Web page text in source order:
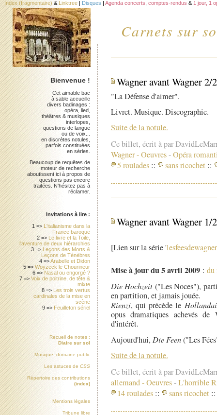
Carnets sur
Index (fragmentaire) & Linktree | Disques | Agenda concerts comptes-rendus & 1 jour, 1
Wagner avant Wagner
"La Défense d'aimer".
Livret. Musique. Discographie.
Suite de la notule.
Ce billet, écrit à par
Wagner-Oeuvres-Opéra
5 roulades :: sans ricochet ::
Wagner avant Wagner 1/
[Lien sur la série 'lesfeesdewagner
Mise à jour du 5 avril 2009: du
Die Hochzeit ("Les Noces"),
en partition, et jamais jouée.
Rienzi, qui précède le
opus dramatiques achevés de
d'intérêt.
Aujourd'hui, Die Feen("Les
Suite de la notule.
Ce billet, écrit à par
allemand-Oeuvres-L'horrible
14 roulades :: sans ricochet ::
Bienvenue !
Cet aimable bac
à sable accueille
divers badinages :
opéra, lied,
théâtres & musiques
interlopes,
questions de langue
ou de voix...
en discrètes notules,
parfois constituées
en séries.
Beaucoup de requêtes de
moteur de recherche
aboutissent ici à propos de
questions pas encore
traitées. N'hésitez pas à
réclamer.
Invitations à lire :
1 => L'italianisme dans la
France baroque
2 => Le livre et la Toile,
l'aventure de deux hiérarchies
3 => Leçons des Morts &
Leçons de Ténèbres
4 =>Arabelle et Didon
5 =>Woyzeck le Chourineur
6 => Nasal ou engorgé ?
7 =>Voix de poitrine, de tête &
mixte
8 => Les trois vertus
cardinales de la mise en
scène
9 => Feuilleton sériel
Recueil de notes :
Diaire sur sol
Musique, domaine public
Les astuces de CSS
Répertoire des contributions
(index)
Mentions légales
Tribune libre